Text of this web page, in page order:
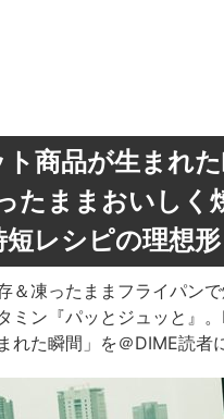
ト商品が生まれ
たままおいしく
レシピの理想形
＆凍ったままフライパン
ミン『パッとジュッと』
れた瞬間」を＠DIME読者